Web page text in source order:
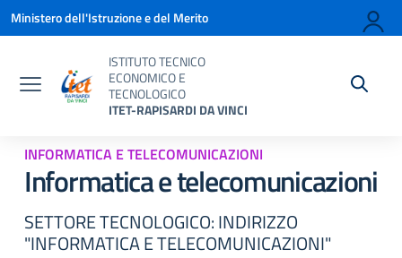
Vai ai contenuti
Vai al menu di navigazione
Vai al footer
Ministero dell'Istruzione e del Merito
ISTITUTO TECNICO
ECONOMICO E
TECNOLOGICO
ITET-RAPISARDI DA VINCI
INFORMATICA E TELECOMUNICAZIONI
Informatica e telecomunicazioni
SETTORE TECNOLOGICO: INDIRIZZO
"INFORMATICA E TELECOMUNICAZIONI"